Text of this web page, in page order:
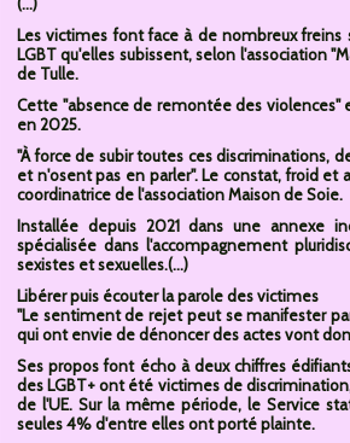
Les victimes font face à de nombreux
LGBT qu'elles subissent, selon l'association
de Tulle.
Cette "absence de remontée des violences"
en 2025.
"À force de subir toutes ces discriminations,
et n'osent pas en parler". Le constat, froid
coordinatrice de l'association Maison de Soie.
Installée depuis 2021 dans une annexe
spécialisée dans l'accompagnement
sexistes et sexuelles.(...)
Libérer puis écouter la parole des victimes
"Le sentiment de rejet peut se manifester
qui ont envie de dénoncer des actes vont
Ses propos font écho à deux chiffres
des LGBT+ ont été victimes de
de l'UE. Sur la même période, le Service
seules 4% d'entre elles ont porté plainte.